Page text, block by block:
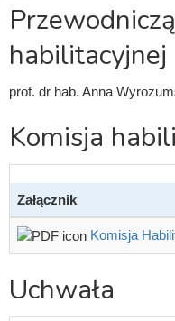
habilitacyjnej
prof. dr hab. Anna
Komisja
Załącznik
Komisja
Uchwała